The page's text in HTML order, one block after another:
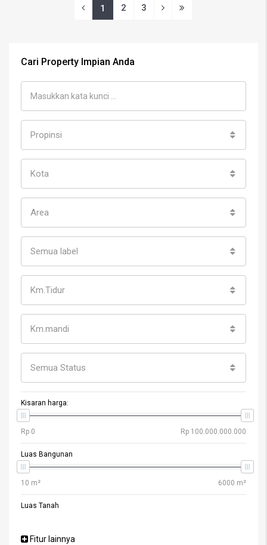
1 2 3
Cari Property Impian Anda
Propinsi
Kota
Area
Semua label
Km.Tidur
Km.mandi
Semua Status
Kisaran harga:
Luas Bangunan
Luas Tanah
Fitur lainnya